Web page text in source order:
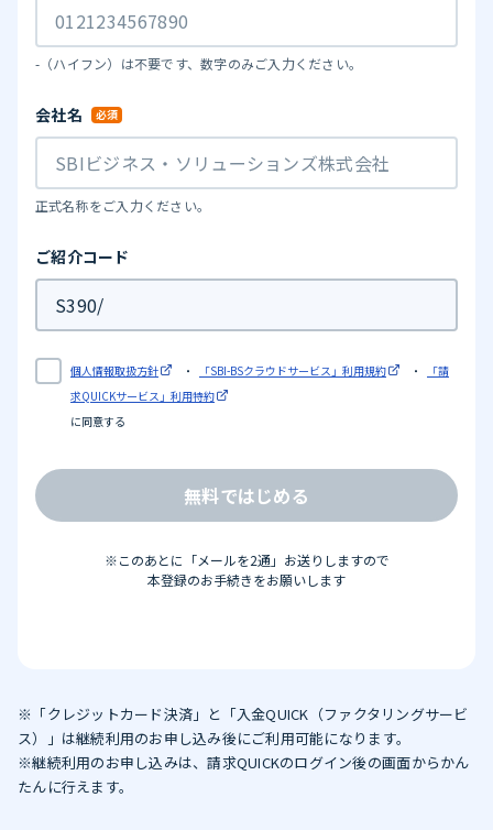
-（ハイフン）は不要です、数字のみご入力ください。
会社名
正式名称をご入力ください。
ご紹介コード
個人情報取扱方針 ・ 「SBI-BSクラウドサービス」利用規約 ・
「請
求QUICKサービス」利用特約
に同意する
無料ではじめる
※このあとに「メールを2通」お送りしますので
本登録のお手続きをお願いします
※「クレジットカード決済」と「入金QUICK（ファクタリングサービ
ス）」は継続利用のお申し込み後にご利用可能になります。
※継続利用のお申し込みは、請求QUICKのログイン後の画面からかん
たんに行えます。